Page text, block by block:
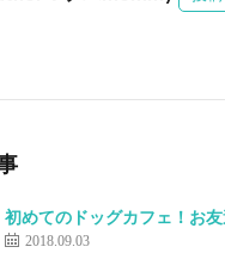
初めてのドッグカフェ！お
2018.09.03